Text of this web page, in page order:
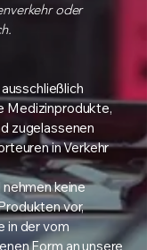
oder
Medizinprodukte,
zugelassenen
in Verkehr
keine
vor,
in der vom
Form an unsere